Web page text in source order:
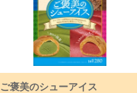
ご褒美のシューアイス